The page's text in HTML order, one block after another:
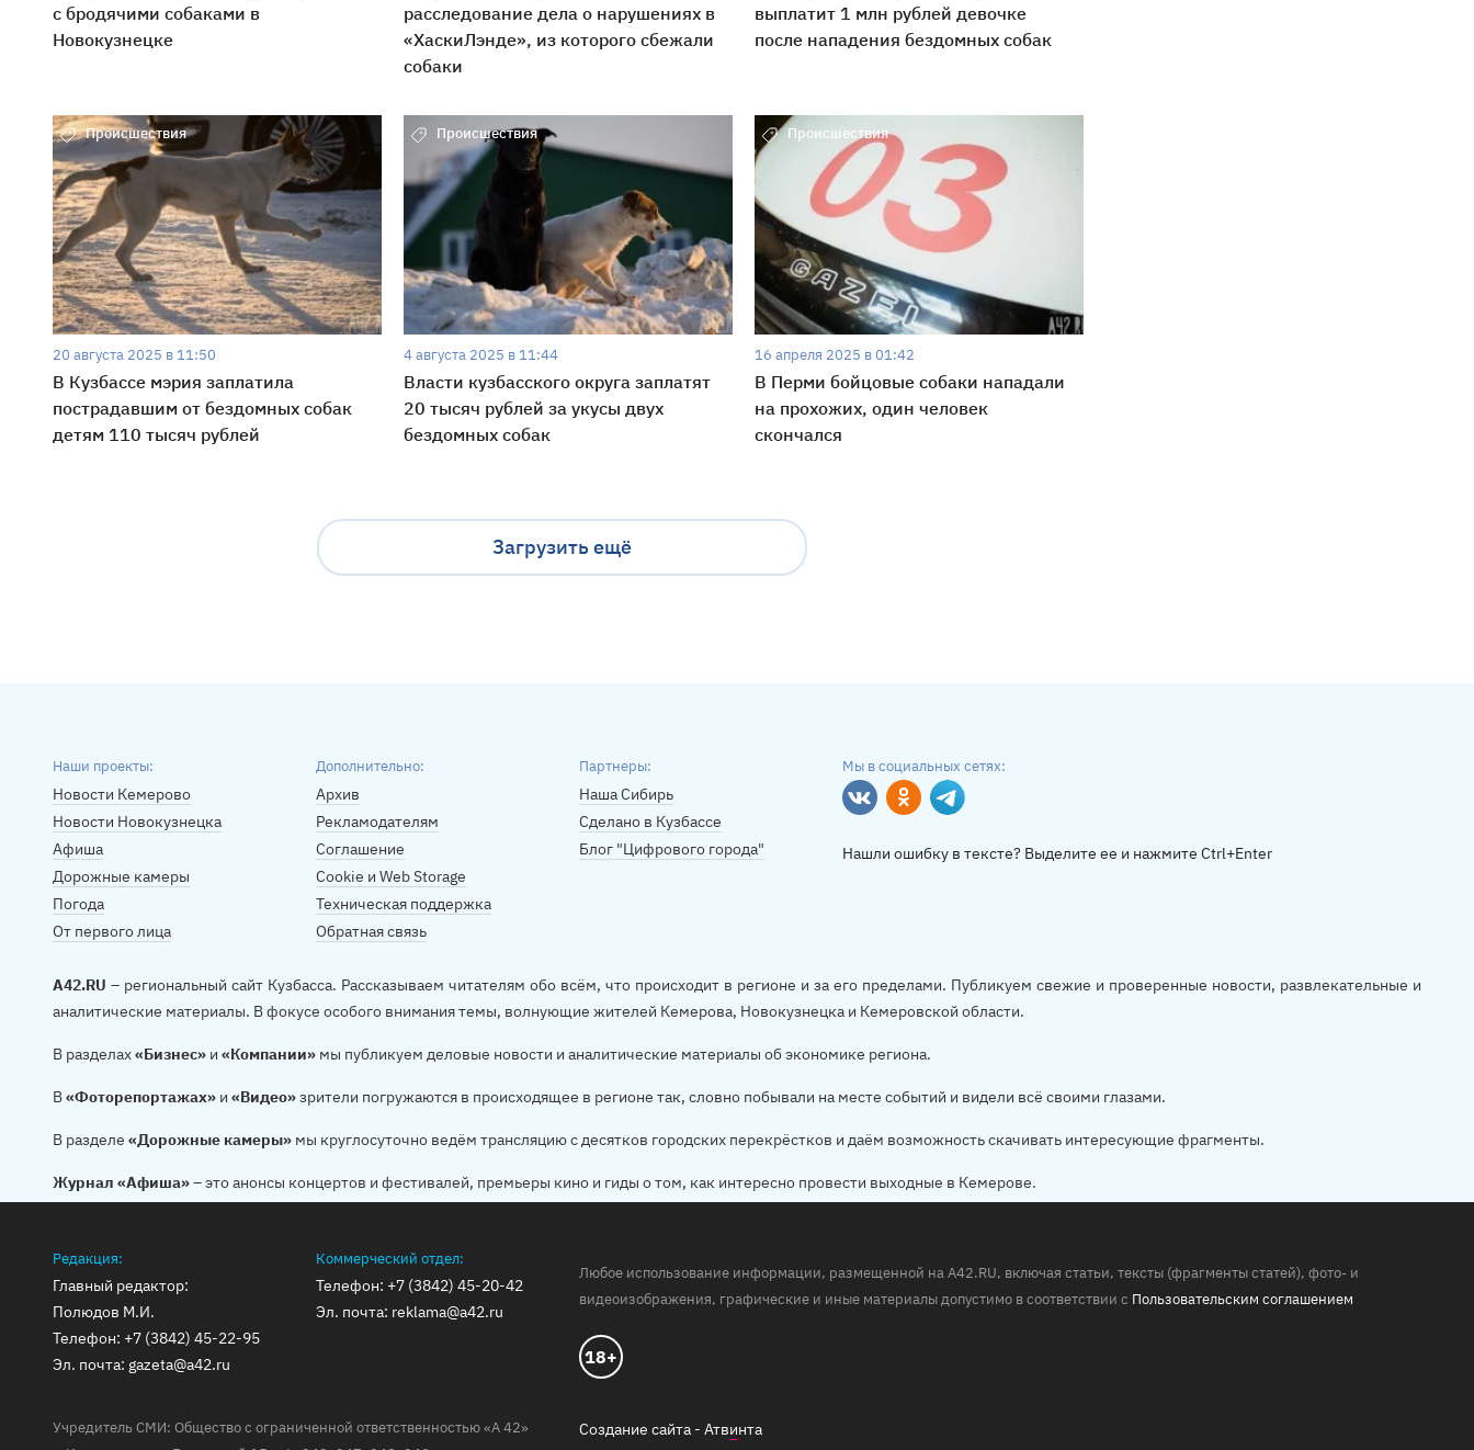
с бродячими собаками в
Новокузнецке
расследование дела о нарушениях в
«ХаскиЛэнде», из которого сбежали
собаки
выплатит 1 млн рублей девочке
после нападения бездомных собак
Происшествия
20 августа 2025 в 11:50
В Кузбассе мэрия заплатила
пострадавшим от бездомных собак
детям 110 тысяч рублей
Происшествия
4 августа 2025 в 11:44
Власти кузбасского округа заплатят
20 тысяч рублей за укусы двух
бездомных собак
Происшествия
16 апреля 2025 в 01:42
В Перми бойцовые собаки нападали
на прохожих, один человек
скончался
Загрузить ещё
Наши проекты:
Новости Кемерово
Новости Новокузнецка
Афиша
Дорожные камеры
Погода
От первого лица
Дополнительно:
Архив
Рекламодателям
Соглашение
Cookie и Web Storage
Техническая поддержка
Обратная связь
Партнеры:
Наша Сибирь
Сделано в Кузбассе
Блог "Цифрового города"
Мы в социальных сетях:
ВконтактеОдноклассники
Telegram
Нашли ошибку в тексте? Выделите ее и нажмите Ctrl+Enter
A42.RU – региональный сайт Кузбасса. Рассказываем читателям обо всём, что происходит в регионе и за его пределами. Публикуем свежие и проверенные новости, развлекательные и
аналитические материалы. В фокусе особого внимания темы, волнующие жителей Кемерова, Новокузнецка и Кемеровской области.
В разделах«Бизнес» и «Компании» мы публикуем деловые новости и аналитические материалы об экономике региона.
В«Фоторепортажах» и «Видео»зрители погружаются в происходящее в регионе так, словно побывали на месте событий и видели всё своими глазами.
В разделе «Дорожные камеры» мы круглосуточно ведём трансляцию с десятков городских перекрёстков и даём возможность скачивать интересующие фрагменты.
Журнал «Афиша»– это анонсы концертов и фестивалей, премьеры кино и гиды о том, как интересно провести выходные в Кемерове.
Редакция:
Главный редактор:
Полюдов М.И.
Телефон: +7 (3842) 45-22-95
Эл. почта: gazeta@a42.ru
Коммерческий отдел:
Телефон: +7 (3842) 45-20-42
Эл. почта: reklama@a42.ru
Любое использование информации, размещенной на A42.RU, включая статьи, тексты (фрагменты статей), фото- и
видеоизображения, графические и иные материалы допустимо в соответствии с Пользовательским соглашением
18+
Учредитель СМИ: Общество с ограниченной ответственностью «А 42»
Создание сайта - Атвинта